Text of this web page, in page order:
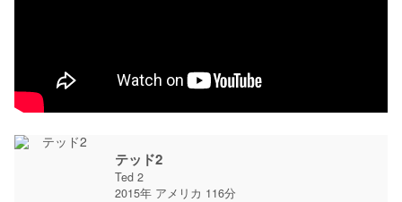
テッド2
Ted 2
2015年 アメリカ 116分